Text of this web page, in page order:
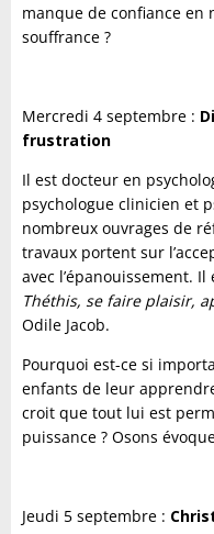
manque de confiance en
souffrance ?
Mercredi 4 septembre :
frustration
Il est docteur en
psychologue clinicien et
nombreux ouvrages de
travaux portent sur
avec l’épanouissement. Il
Théthis, se faire plaisir,
Odile Jacob.
Pourquoi est-ce si
enfants de leur
croit que tout lui est
puissance ? Osons
Jeudi 5 septembre :